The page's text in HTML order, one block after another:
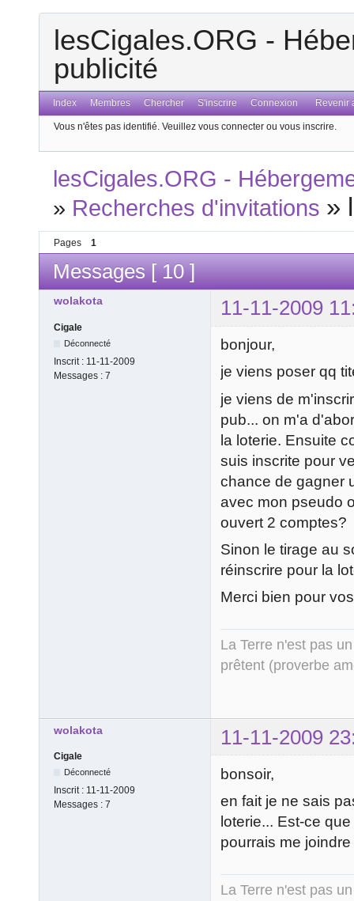
lesCigales.ORG -
publicité
Index Membres Chercher S'inscrire Connexion Revenir
Vous n'êtes pas identifié. Veuillez vous connecter ou vous inscrire.
lesCigales.ORG -
» Recherches d'invitations »
Pages 1
Messages [ 10 ]
wolakota 11-11-2009
Cigale
Déconnecté
Inscrit : 11-11-2009
Messages : 7
bonjour,
je viens poser qq
je viens de
pub... on m'a
la loterie. Ensuite
suis inscrite pour
chance de gagner
avec mon pseudo
ouvert 2 comptes?
Sinon le tirage au
réinscrire pour la
Merci bien pour
La Terre n'est pas
prêtent (proverbe
wolakota 11-11-2009
Cigale
Déconnecté
Inscrit : 11-11-2009
Messages : 7
bonsoir,
en fait je ne sais
loterie... Est-ce
pourrais me
La Terre n'est pas